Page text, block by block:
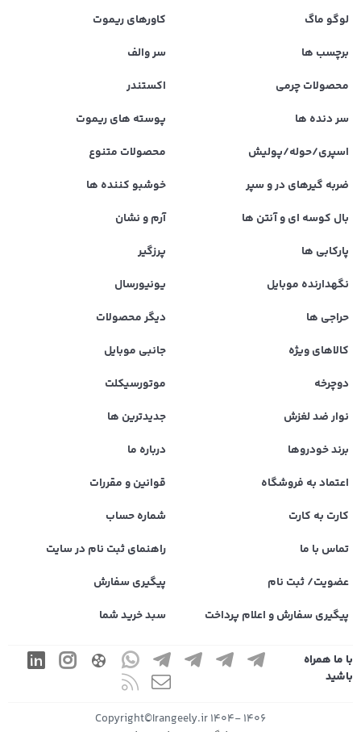
لوگو ماگ
کاورهای ریموت
برچسب ها
سر والف
محصولات چرمی
اکستندر
سر دنده ها
پوسته های ریموت
اسپری/حوله/پولیش
محصولات متنوع
ضربه گیرهای در و سپر
خوشبو کننده ها
بال کوسه ای و آنتن ها
آرم و نشان
پارکابی ها
پرزگیر
نگهدارنده موبایل
یونیورسال
حراجی ها
دیگر محصولات
کالاهای ویژه
جانبی موبایل
دوچرخه
موتورسیکلت
نوار ضد لغزش
جدیدترین ها
برند خودروها
درباره ما
اعتماد به فروشگاه
قوانین و مقررات
کارت به کارت
شماره حساب
تماس با ما
راهنمای ثبت نام در سایت
عضویت/ ثبت نام
پیگیری سفارش
پیگیری سفارش و اعلام پرداخت
سبد خرید شما
با ما همراه
باشید
1406 -1404 Copyright©Irangeely.ir